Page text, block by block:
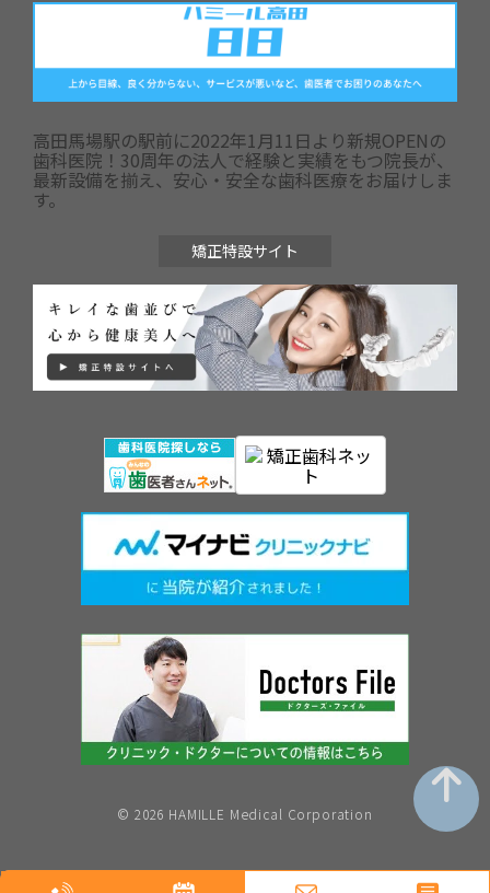
高田馬場駅の駅前に2022年1月11日より新規OPENの
歯科医院！30周年の法人で経験と実績をもつ院長が、
最新設備を揃え、安心・安全な歯科医療をお届けしま
す。
矯正特設サイト
©︎ 2026 HAMILLE Medical Corporation